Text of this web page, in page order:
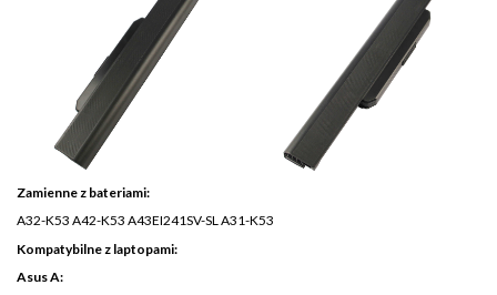
Zamienne z bateriami:
A32-K53 A42-K53 A43EI241SV-SL A31-K53
Kompatybilne z laptopami:
Asus A: